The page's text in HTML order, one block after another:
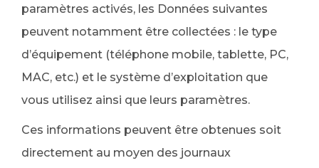
paramètres activés, les Données suivantes
peuvent notamment être collectées : le type
d’équipement (téléphone mobile, tablette, PC,
MAC, etc.) et le système d’exploitation que
vous utilisez ainsi que leurs paramètres.
Ces informations peuvent être obtenues soit
directement au moyen des journaux